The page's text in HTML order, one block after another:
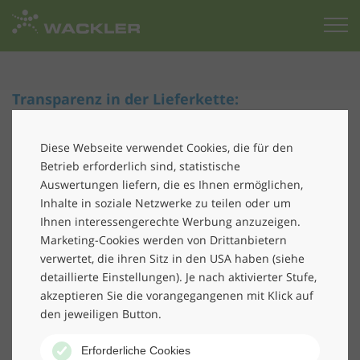
Diese Webseite verwendet Cookies, die für den
Betrieb erforderlich sind, statistische
Auswertungen liefern, die es Ihnen ermöglichen,
Inhalte in soziale Netzwerke zu teilen oder um
Ihnen interessengerechte Werbung anzuzeigen.
Marketing-Cookies werden von Drittanbietern
verwertet, die ihren Sitz in den USA haben (siehe
detaillierte Einstellungen). Je nach aktivierter Stufe,
akzeptieren Sie die vorangegangenen mit Klick auf
den jeweiligen Button.
Erforderliche Cookies
Transparenz in der Lieferkette:
Verfahren: Umdenken geboten
In der aktuellen Ausgabe von B.A.U.M. Insights,
veröffentlicht von B.A.U.M. e.V., dem Netzwerk für
nachhaltiges Wirtschaften, steht die Transparenz in
der Lieferkette im Fokus. Dabei berichtet Peter Blenke,
Vorstand/CEO der Wackler Holding SE, über
Nachhaltigkeit bei Vergabe-Verfahren.
Das Thema Nachhaltigkeit spielt bei öffentlichen
Ausschreibungen noch immer eine geringe Rolle: In